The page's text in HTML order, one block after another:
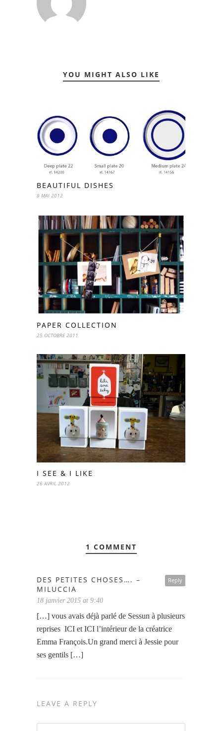
YOU MIGHT ALSO LIKE
BEAUTIFUL DISHES
9 MAI 2012
PAPER COLLECTION
25 OCTOBRE 2011
I SEE & I LIKE
26 AVRIL 2012
1 COMMENT
Reply
DES PETITES CHOSES…. –
MILUCCIA
18 janvier 2015 at 9:40
[…] vous avais déjà parlé de Sessun à plusieurs
reprises ICI et ICI l’intérieur de la créatrice
Emma François.Un grand merci à Jessie pour
ses gentils […]
LEAVE A REPLY